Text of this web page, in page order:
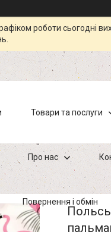
роботи сьогодні
Товари та послуги
Про нас
Повернення і обмін